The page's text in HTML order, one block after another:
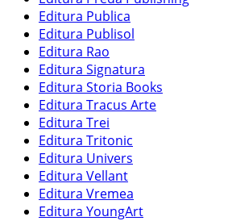
Editura Publica
Editura Publisol
Editura Rao
Editura Signatura
Editura Storia Books
Editura Tracus Arte
Editura Trei
Editura Tritonic
Editura Univers
Editura Vellant
Editura Vremea
Editura YoungArt